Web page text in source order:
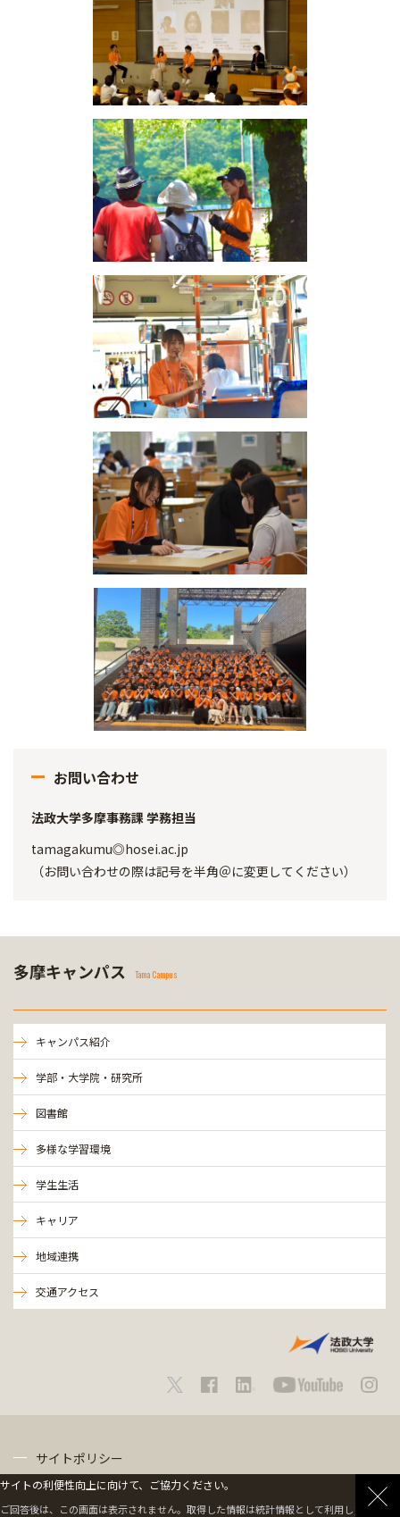
お問い合わせ
法政大学多摩事務課 学務担当
tamagakumu◎hosei.ac.jp
（お問い合わせの際は記号を半角＠に変更してください）
多摩キャンパス Tama Campus
キャンパス紹介
学部・大学院・研究所
図書館
多様な学習環境
学生生活
キャリア
地域連携
交通アクセス
サイトポリシー
サイトの利便性向上に向けて、ご協力ください。
ご回答後は、この画面は表示されません。取得した情報は統計情報として利用します。